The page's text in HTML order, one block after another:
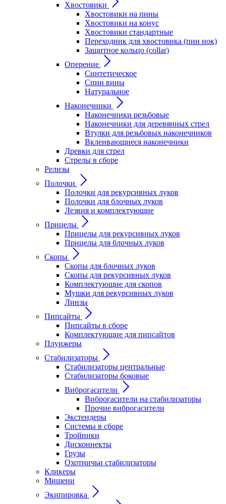
Хвостовики
Хвостовики на пины
Хвостовики на конус
Хвостовики стандартные
Переходник для хвостовика (пин нок)
Защитное кольцо (collar)
Оперение
Синтетическое
Спин вины
Натуральное
Наконечники
Наконечники резьбовые
Наконечники для деревянных стрел
Втулки для резьбовых наконечников
Вклеивающиеся наконечники
Древки для стрел
Стрелы в сборе
Релизы
Полочки
Полочки для рекурсивных луков
Полочки для блочных луков
Лезвия и комплектующие
Прицелы
Прицелы для рекурсивных луков
Прицелы для блочных луков
Скопы
Скопы для блочных луков
Скопы для рекурсивных луков
Комплектующие для скопов
Мушки для рекурсивных луков
Линзы
Пипсайты
Пипсайты в сборе
Комплектующие для пипсайтов
Плунжеры
Стабилизаторы
Стабилизаторы центральные
Стабилизаторы боковые
Виброгасители
Виброгасители на стабилизаторы
Прочие виброгасители
Экстендеры
Системы в сборе
Тройники
Дисконнекты
Грузы
Охотничьи стабилизаторы
Кликеры
Мишени
Экипировка